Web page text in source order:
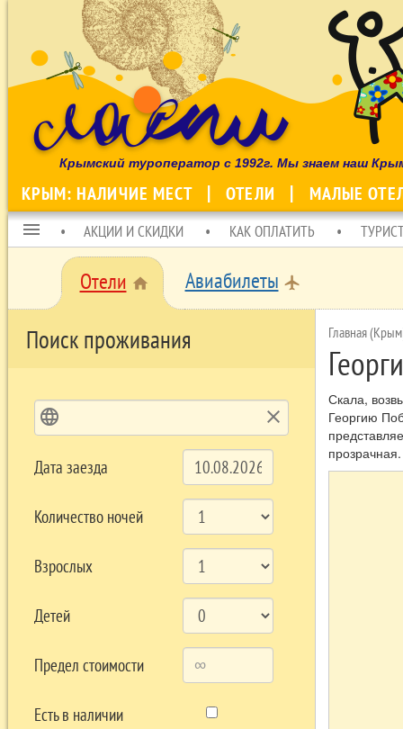
Крымский туроператор с 1992г. Мы знаем наш
КРЫМ: НАЛИЧИЕ МЕСТ ОТЕЛИ МАЛЫЕ
menu АКЦИИ И СКИДКИ КАК ОПЛАТИТЬ
Отели home Авиабилеты local_airport
Поиск проживания
language clear
Дата заезда
Количество ночей
Взрослых
Детей
Предел стоимости
Есть в наличии
Главная
Скала,
Георгию